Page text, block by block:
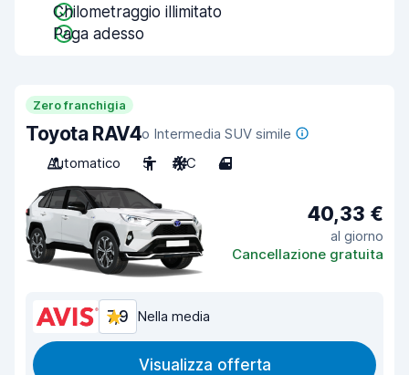
Chilometraggio illimitato
Paga adesso
Zero franchigia
Toyota RAV4o Intermedia SUV simile
Automatico
5 A/C 4
40,33 €
al giorno
Cancellazione gratuita
7,9 Nella media
Visualizza offerta